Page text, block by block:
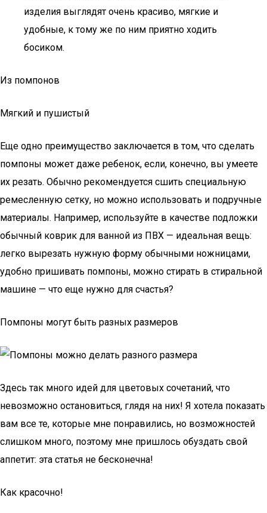
изделия выглядят очень красиво, мягкие и
удобные, к тому же по ним приятно ходить
босиком.
Из помпонов
Мягкий и пушистый
Еще одно преимущество заключается в том, что сделать
помпоны может даже ребенок, если, конечно, вы умеете
их резать. Обычно рекомендуется сшить специальную
ремесленную сетку, но можно использовать и подручные
материалы. Например, используйте в качестве подложки
обычный коврик для ванной из ПВХ — идеальная вещь:
легко вырезать нужную форму обычными ножницами,
удобно пришивать помпоны, можно стирать в стиральной
машине — что еще нужно для счастья?
Помпоны могут быть разных размеров
Здесь так много идей для цветовых сочетаний, что
невозможно остановиться, глядя на них! Я хотела показать
вам все те, которые мне понравились, но возможностей
слишком много, поэтому мне пришлось обуздать свой
аппетит: эта статья не бесконечна!
Как красочно!